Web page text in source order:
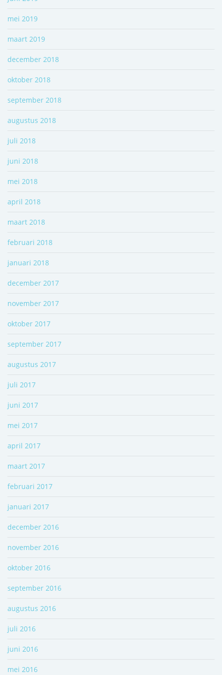
mei 2019
maart 2019
december 2018
oktober 2018
september 2018
augustus 2018
juli 2018
juni 2018
mei 2018
april 2018
maart 2018
februari 2018
januari 2018
december 2017
november 2017
oktober 2017
september 2017
augustus 2017
juli 2017
juni 2017
mei 2017
april 2017
maart 2017
februari 2017
januari 2017
december 2016
november 2016
oktober 2016
september 2016
augustus 2016
juli 2016
juni 2016
mei 2016